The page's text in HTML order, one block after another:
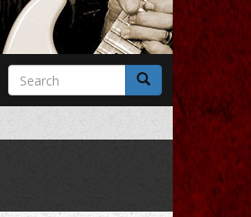
Search
form
Search